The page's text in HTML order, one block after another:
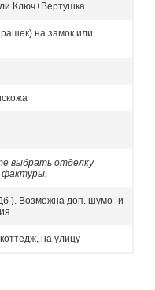
Ключ+Вертушка
на замок или
выбрать отделку
фактуры.
). Возможна доп. шумо- и
на улицу